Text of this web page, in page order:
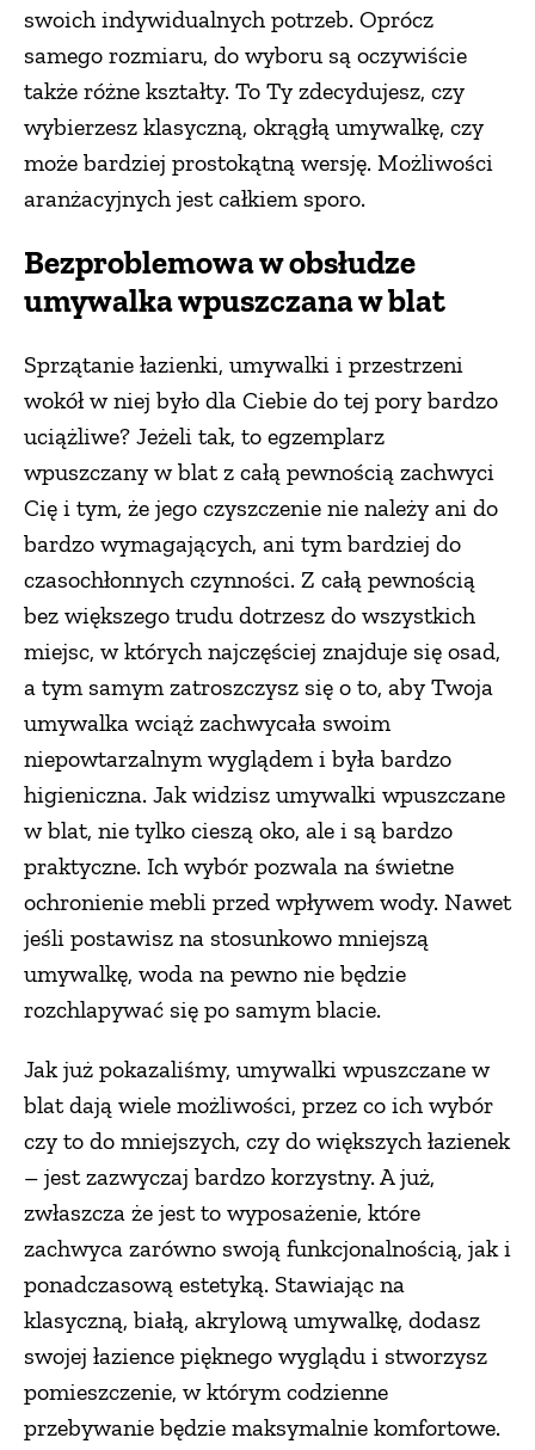
swoich indywidualnych potrzeb. Oprócz
samego rozmiaru, do wyboru są oczywiście
także różne kształty. To Ty zdecydujesz, czy
wybierzesz klasyczną, okrągłą umywalkę, czy
może bardziej prostokątną wersję. Możliwości
aranżacyjnych jest całkiem sporo.
Bezproblemowa w obsłudze
umywalka wpuszczana w blat
Sprzątanie łazienki, umywalki i przestrzeni
wokół w niej było dla Ciebie do tej pory bardzo
uciążliwe? Jeżeli tak, to egzemplarz
wpuszczany w blat z całą pewnością zachwyci
Cię i tym, że jego czyszczenie nie należy ani do
bardzo wymagających, ani tym bardziej do
czasochłonnych czynności. Z całą pewnością
bez większego trudu dotrzesz do wszystkich
miejsc, w których najczęściej znajduje się osad,
a tym samym zatroszczysz się o to, aby Twoja
umywalka wciąż zachwycała swoim
niepowtarzalnym wyglądem i była bardzo
higieniczna. Jak widzisz umywalki wpuszczane
w blat, nie tylko cieszą oko, ale i są bardzo
praktyczne. Ich wybór pozwala na świetne
ochronienie mebli przed wpływem wody. Nawet
jeśli postawisz na stosunkowo mniejszą
umywalkę, woda na pewno nie będzie
rozchlapywać się po samym blacie.
Jak już pokazaliśmy, umywalki wpuszczane w
blat dają wiele możliwości, przez co ich wybór
czy to do mniejszych, czy do większych łazienek
– jest zazwyczaj bardzo korzystny. A już,
zwłaszcza że jest to wyposażenie, które
zachwyca zarówno swoją funkcjonalnością, jak i
ponadczasową estetyką. Stawiając na
klasyczną, białą, akrylową umywalkę, dodasz
swojej łazience pięknego wyglądu i stworzysz
pomieszczenie, w którym codzienne
przebywanie będzie maksymalnie komfortowe.